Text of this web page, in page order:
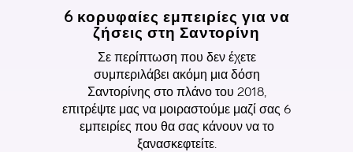
6 κορυφαίες εμπειρίες για να
ζήσεις στη Σαντορίνη
Σε περίπτωση που δεν έχετε
συμπεριλάβει ακόμη μια δόση
Σαντορίνης στο πλάνο του 2018,
επιτρέψτε μας να μοιραστούμε μαζί σας 6
εμπειρίες που θα σας κάνουν να το
ξανασκεφτείτε.